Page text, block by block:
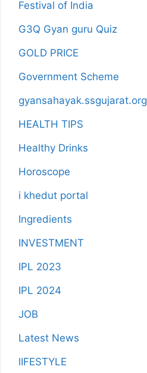
Festival of India
G3Q Gyan guru Quiz
GOLD PRICE
Government Scheme
gyansahayak.ssgujarat.org
HEALTH TIPS
Healthy Drinks
Horoscope
i khedut portal
Ingredients
INVESTMENT
IPL 2023
IPL 2024
JOB
Latest News
lIFESTYLE